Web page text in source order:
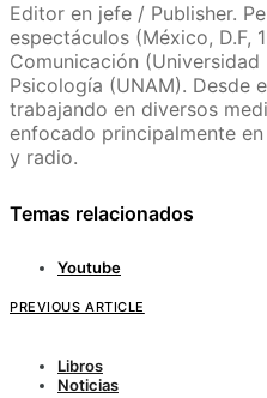
Editor en jefe / Publisher.
espectáculos (México, D.F,
Comunicación
Psicología (UNAM). Desde
trabajando en diversos
enfocado principalmente
y radio.
Temas relacionados
Youtube
PREVIOUS ARTICLE
Libros
Noticias